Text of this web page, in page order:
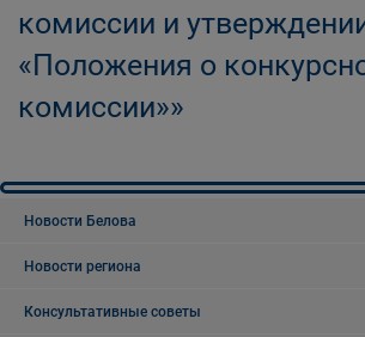
комиссии и
«Положения о
комиссии»»
Новости Белова
Новости региона
Консультативные советы